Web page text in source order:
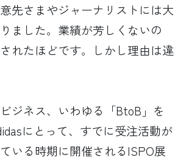
先さまやジャーナリストには大
ました。業績が芳しくないの
れたほどです。しかし理由は違
ジネス、いわゆる「BtoB」を
にとって、すでに受注活動が
いる時期に開催されるISPO展